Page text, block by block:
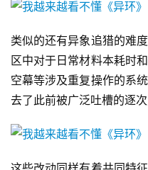
类似的还有异象追猎的难
区中对于日常材料本耗时
空幕等涉及重复操作的系
去了此前被广泛吐槽的逐次